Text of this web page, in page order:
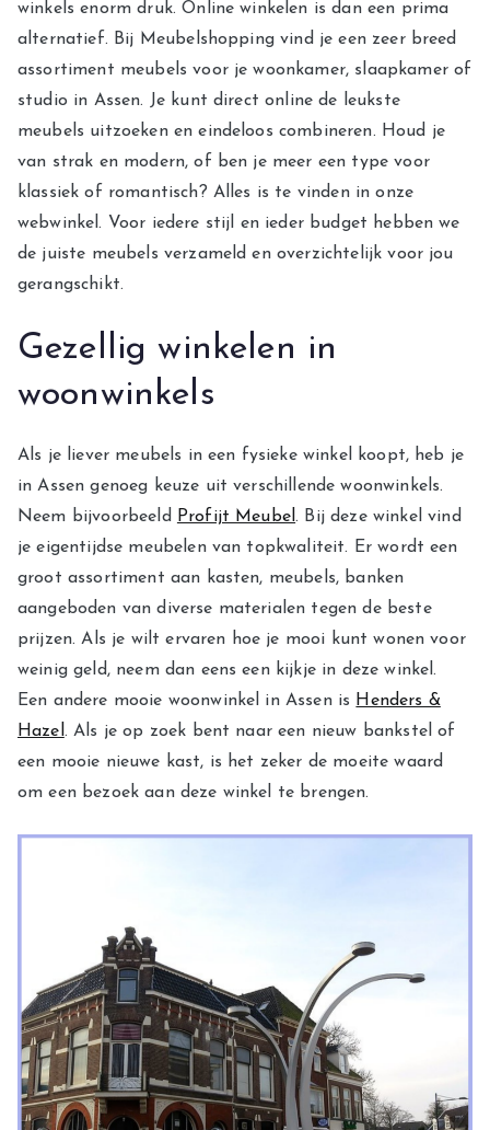
winkels enorm druk. Online winkelen is dan een prima
alternatief. Bij Meubelshopping vind je een zeer breed
assortiment meubels voor je woonkamer, slaapkamer of
studio in Assen. Je kunt direct online de leukste
meubels uitzoeken en eindeloos combineren. Houd je
van strak en modern, of ben je meer een type voor
klassiek of romantisch? Alles is te vinden in onze
webwinkel. Voor iedere stijl en ieder budget hebben we
de juiste meubels verzameld en overzichtelijk voor jou
gerangschikt.
Gezellig winkelen in
woonwinkels
Als je liever meubels in een fysieke winkel koopt, heb je
in Assen genoeg keuze uit verschillende woonwinkels.
Neem bijvoorbeeld
Profijt Meubel. Bij deze winkel vind
je eigentijdse meubelen van topkwaliteit. Er wordt een
groot assortiment aan kasten, meubels, banken
aangeboden van diverse materialen tegen de beste
prijzen. Als je wilt ervaren hoe je mooi kunt wonen voor
weinig geld, neem dan eens een kijkje in deze winkel.
Een andere mooie woonwinkel in Assen is Henders &
Hazel . Als je op zoek bent naar een nieuw bankstel of
een mooie nieuwe kast, is het zeker de moeite waard
om een bezoek aan deze winkel te brengen.